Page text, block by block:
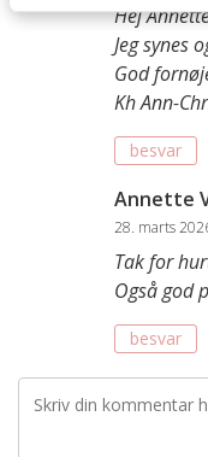
Hej
Jeg synes
God
Kh Ann-
besvar
Annette
28. marts
Tak for
Også god
besvar